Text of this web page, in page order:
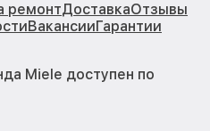
ремонтДоставкаОтзывы
ВакансииГарантии
Miele доступен по